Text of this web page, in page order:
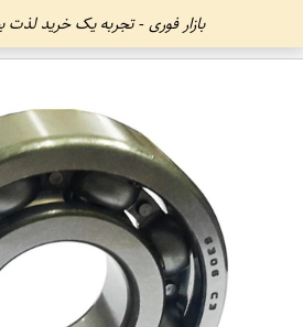
بازار فوری - تجربه یک خرید